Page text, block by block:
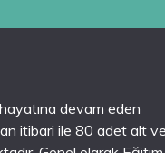
devam eden
itibari ile 80 adet alt